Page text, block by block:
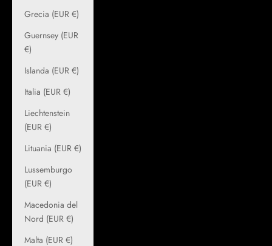
Grecia (EUR €)
Guernsey (EUR
€)
Islanda (EUR €)
Italia (EUR €)
Liechtenstein
(EUR €)
Lituania (EUR €)
Lussemburgo
(EUR €)
Macedonia del
Nord (EUR €)
Malta (EUR €)